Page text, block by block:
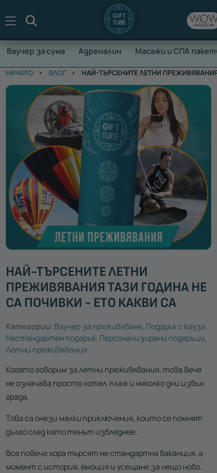
Ваучер за сума Адреналин Масажи и СПА
НАЧАЛО БЛОГ НАЙ-ТЪРСЕНИТЕ ЛЕТНИ
НАЙ-ТЪРСЕНИТЕ ЛЕТНИ
ПРЕЖИВЯВАНИЯ ТАЗИ ГОДИНА НЕ
СА ПОЧИВКИ - ЕТО КАКВИ СА
Категории: Ваучер за преживяване, Подарък с кауза,
Нестандартен подарък, Персонализирани подаръци,
Летни преживявания
Когато говорим за летни преживявания, това вече
не означава просто хотел, плаж и няколко дни извън
града.
Това са онези малки приключения, които се помнят
дълго след като тенът избледнее.
Все повече хора търсят не стандартна ваканция, а
момент с история, емоция и усещане за нещо ново.